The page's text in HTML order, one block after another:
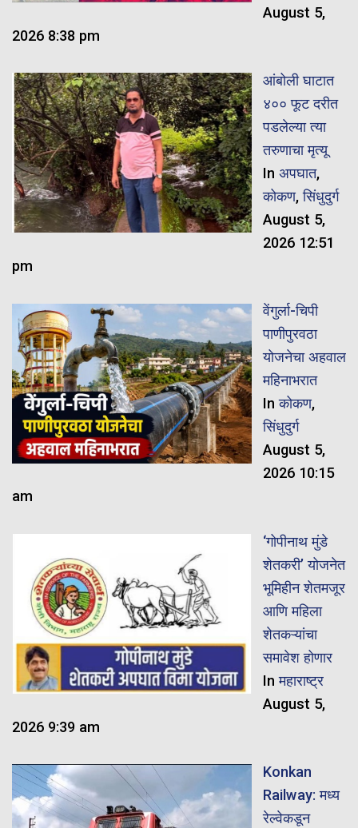
August 5,
2026 8:38 pm
आंबोली घाटात
४०० फूट दरीत
पडलेल्या त्या
तरुणाचा मृत्यू
In अपघात,
कोकण,सिंधुदुर्ग
August 5,
2026 12:51
pm
वेंगुर्ला-चिपी
पाणीपुरवठा
योजनेचा अहवाल
महिनाभरात
Inकोकण,
सिंधुदुर्ग
August 5,
2026 10:15
am
‘गोपीनाथ मुंडे
शेतकरी’ योजनेत
भूमिहीन शेतमजूर
आणि महिला
शेतकऱ्यांचा
समावेश होणार
Inमहाराष्ट्र
August 5,
2026 9:39 am
Konkan
Railway: मध्य
रेल्वेकडून